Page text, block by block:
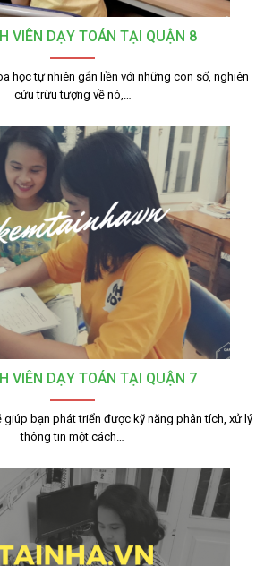
VIÊN DẠY TOÁN TẠI QUẬN 8
học tự nhiên gắn liền với những con số, nghiên
cứu trừu tượng về nó,…
VIÊN DẠY TOÁN TẠI QUẬN 7
bạn phát triển được kỹ năng phân tích, xử lý
thông tin một cách…